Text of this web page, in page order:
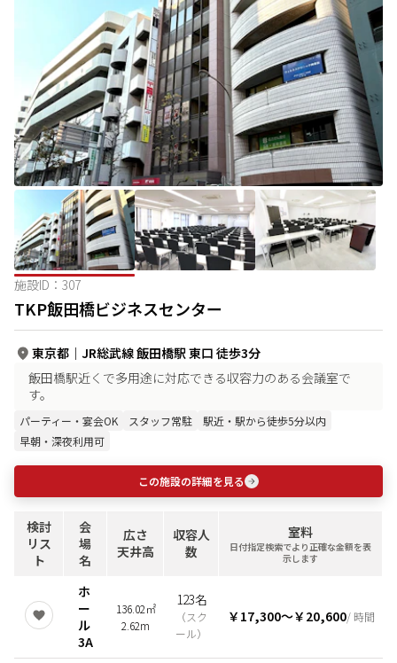
施設ID： 307
TKP飯田橋ビジネスセンター
東京都 ｜ JR総武線 飯田橋駅 東口 徒歩3分
飯田橋駅近くで多用途に対応できる収容力のある会議室で
す。
パーティー・宴会OK スタッフ常駐
駅近・駅から徒歩5分以内
早朝・深夜利用可
この施設の詳細を見る
検討
リス
ト
会
場
名
広さ
天井高
収容人
数
室料
日付指定検索でより正確な金額を表
示します
ホ
ー
ル
3A
136.02㎡
2.62m
123名
（スク
ール）
￥17,300〜￥20,600/ 時間